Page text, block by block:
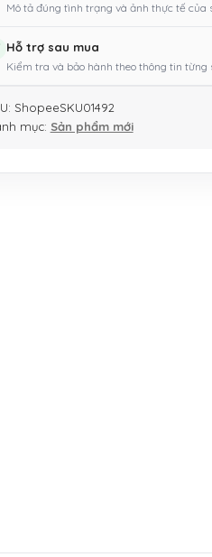
Mô tả đúng tình trạng và ảnh thực tế của
Hỗ trợ sau mua
Kiểm tra và bảo hành theo thông tin từng
ShopeeSKU01492
mục: Sản phẩm mới